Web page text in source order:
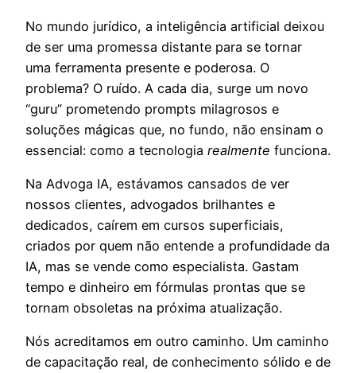
No mundo jurídico, a inteligência artificial deixou
de ser uma promessa distante para se tornar
uma ferramenta presente e poderosa. O
problema? O ruído. A cada dia, surge um novo
“guru” prometendo prompts milagrosos e
soluções mágicas que, no fundo, não ensinam o
essencial: como a tecnologia realmente funciona.
Na Advoga IA, estávamos cansados de ver
nossos clientes, advogados brilhantes e
dedicados, caírem em cursos superficiais,
criados por quem não entende a profundidade da
IA, mas se vende como especialista. Gastam
tempo e dinheiro em fórmulas prontas que se
tornam obsoletas na próxima atualização.
Nós acreditamos em outro caminho. Um caminho
de capacitação real, de conhecimento sólido e de